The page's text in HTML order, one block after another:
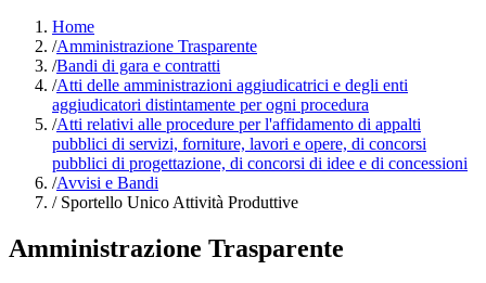
Home
/Amministrazione Trasparente
/Bandi di gara e contratti
/Atti delle amministrazioni aggiudicatrici e degli enti
aggiudicatori distintamente per ogni procedura
/Atti relativi alle procedure per l'affidamento di appalti
pubblici di servizi, forniture, lavori e opere, di concorsi
pubblici di progettazione, di concorsi di idee e di concessioni
/Avvisi e Bandi
/Sportello Unico Attività Produttive
Amministrazione Trasparente